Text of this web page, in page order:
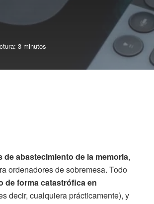
3 minutos
abastecimiento de la memoria,
ordenadores de sobremesa. Todo
de forma catastrófica en
decir, cualquiera prácticamente), y